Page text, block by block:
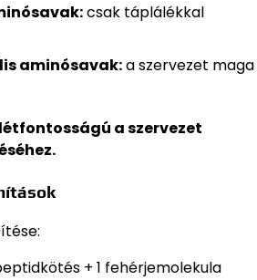
csak táplálékkal
aminósavak:a szervezet maga
a szervezet
+ 1 fehérjemolekula